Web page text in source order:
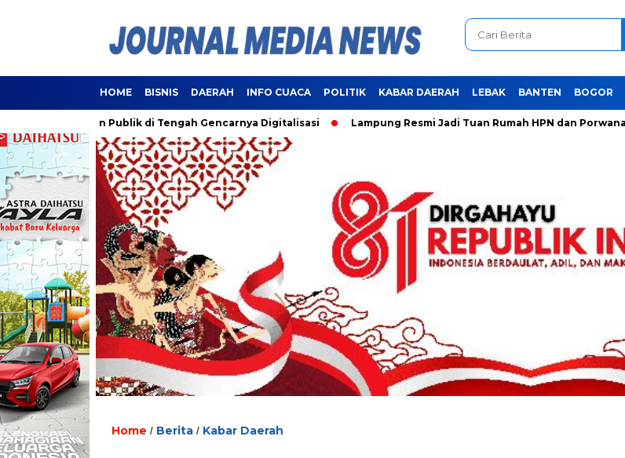
HOME BISNIS DAERAH INFO CUACA POLITIK KABAR DAERAH LEBAK BANTEN BOGOR
Publik di Tengah Gencarnya Digitalisasi Lampung Resmi Jadi Tuan Rumah HPN dan Porwanas 2027
Home / Berita / Kabar Daerah